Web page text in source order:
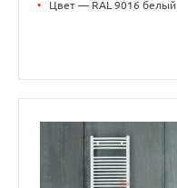
• Цвет — RAL 9016 белый